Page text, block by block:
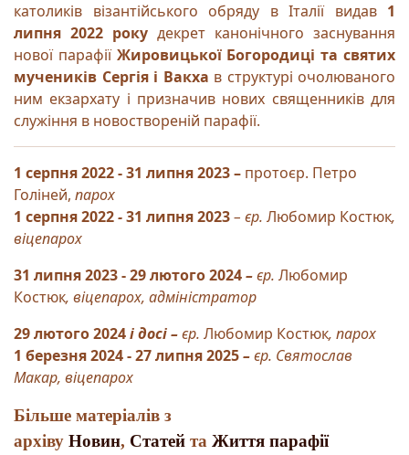
католиків візантійського обряду в Італії видав 1
липня 2022 року декрет канонічного заснування
нової парафії Жировицької Богородиці та святих
мучеників Сергія і Вакха в структурі очолюваного
ним екзархату і призначив нових священників для
служіння в новоствореній парафії.
1 серпня 2022- 31 липня 2023 – протоєр. Петро
Голіней, парох
1 серпня 2022-31 липня 2023– єр. Любомир Костюк,
віцепарох
31 липня 2023- 29 лютого 2024–єр. Любомир
Костюк, віцепарох, адміністратор
29 лютого 2024і досі–єр. Любомир Костюк, парох
1 березня 2024 - 27 липня 2025–єр. Святослав
Макар, віцепарох
Більше матеріалів з
архіву Новин, Статей та Життя парафії